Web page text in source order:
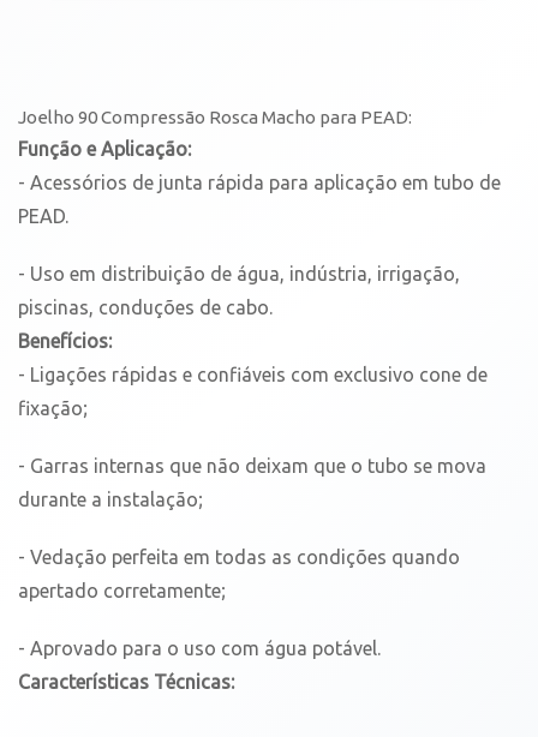
Joelho 90 Compressão Rosca Macho para PEAD:
Função e Aplicação:
- Acessórios de junta rápida para aplicação em tubo de
PEAD.
- Uso em distribuição de água, indústria, irrigação,
piscinas, conduções de cabo.
Benefícios:
- Ligações rápidas e confiáveis com exclusivo cone de
fixação;
- Garras internas que não deixam que o tubo se mova
durante a instalação;
- Vedação perfeita em todas as condições quando
apertado corretamente;
- Aprovado para o uso com água potável.
Características Técnicas: